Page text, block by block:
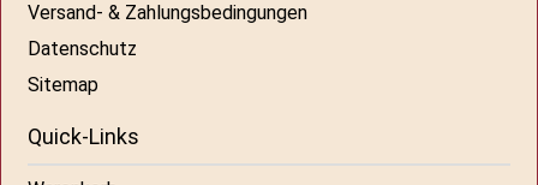
Versand- & Zahlungsbedingungen
Datenschutz
Sitemap
Quick-Links